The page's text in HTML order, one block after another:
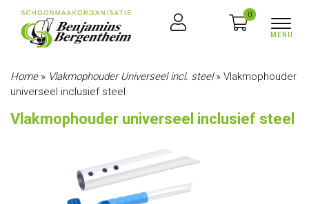
0
Home» Vlakmophouder Universeel incl. steel» Vlakmophouder
universeel inclusief steel
Vlakmophouder universeel inclusief steel